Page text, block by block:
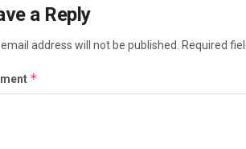
a Reply
address will not be published. Required
*